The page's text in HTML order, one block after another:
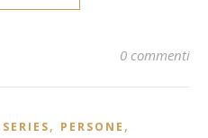
0 commenti
, PERSONE ,